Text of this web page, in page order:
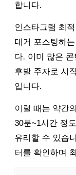
합니다.
인스타그램 최
대거 포스팅하
다. 이미 많은
후발 주자로 시
입니다.
이럴 때는 약간
30분~1시간 정
유리할 수 있습
터를 확인하며